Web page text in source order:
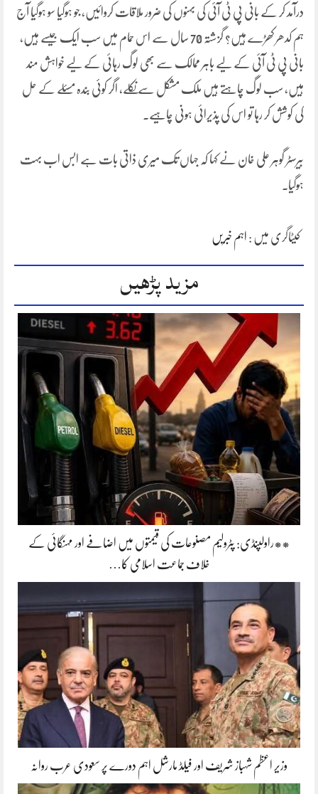
درآمد کر کے بانی پی ٹی آئی کی بہنوں کی ضرور ملاقات کروائیں، جو ہوگیا سو ہوگیا آج
ہم کدھر کھڑے ہیں؟ گزشتہ 70 سال سے اس حمام میں سب ایک جیسے ہیں،
بانی پی ٹی آئی کے لیے باہر ممالک سے بھی لوگ رہائی کے لیے خواہش مند
ہیں، سب لوگ چاہتے ہیں ملک مشکل سے نکلے، اگر کوئی بندہ مسئلے کے حل
کی کوشش کر رہا تو اس کی پذیرائی ہونی چاہیے۔
بیرسٹر گوہر علی خان نے کہا کہ جہاں تک میری ذاتی بات ہے ابس اب بہت
ہوگیا۔
کیٹاگری میں : اہم خبریں
مزید پڑھیں
**راولپنڈی: پٹرولیم مصنوعات کی قیمتوں میں اضافے اور مہنگائی کے
خلاف جماعت اسلامی کا…
وزیر اعظم شہباز شریف اور فیلڈ مارشل اہم دورے پر سعودی عرب روانہ